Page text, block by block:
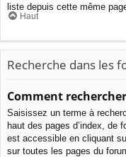
liste depuis cette même
Haut
Recherche dans les
Comment
Saisissez un terme à
haut des pages d’index, de
est accessible en cliquant
sur toutes les pages du